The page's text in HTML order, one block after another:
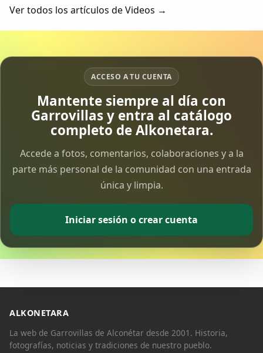
Ver todos los artículos de Videos →
ACCESO A TU CUENTA
Mantente siempre al día con
Garrovillas y entra al catálogo
completo de Alkonetara.
Accede a fotos, comentarios, colaboraciones y a la
parte más personal de la comunidad con una entrada
única y limpia.
Iniciar sesión o crear cuenta
ALKONETARA
La web de Garrovillas de Alconétar desde 2001. Historia,
fotografías, noticias y tradiciones de nuestro pueblo.